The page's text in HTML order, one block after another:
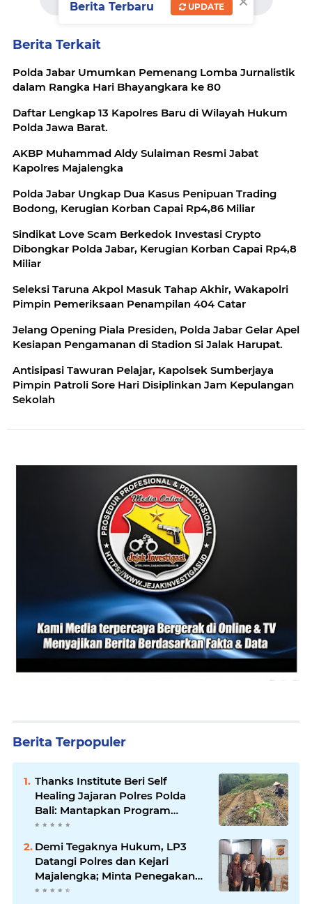
komentar
Berita Terkait
Polda Jabar Umumkan Pemenang Lomba Jurnalistik
dalam Rangka Hari Bhayangkara ke 80
Daftar Lengkap 13 Kapolres Baru di Wilayah Hukum
Polda Jawa Barat.
AKBP Muhammad Aldy Sulaiman Resmi Jabat
Kapolres Majalengka
Polda Jabar Ungkap Dua Kasus Penipuan Trading
Bodong, Kerugian Korban Capai Rp4,86 Miliar
‎Sindikat Love Scam Berkedok Investasi Crypto
Dibongkar Polda Jabar, Kerugian Korban Capai Rp4,8
Miliar
Seleksi Taruna Akpol Masuk Tahap Akhir, Wakapolri
Pimpin Pemeriksaan Penampilan 404 Catar
Jelang Opening Piala Presiden, Polda Jabar Gelar Apel
Kesiapan Pengamanan di Stadion Si Jalak Harupat.
Antisipasi Tawuran Pelajar, Kapolsek Sumberjaya
Pimpin Patroli Sore Hari Disiplinkan Jam Kepulangan
Sekolah
Berita Terpopuler
Thanks Institute Beri Self
Healing Jajaran Polres Polda
Bali: Mantapkan Program
Unggulan Kapolda
Demi Tegaknya Hukum, LP3
Datangi Polres dan Kejari
Majalengka; Minta Penegakan
Proporsional: Restoratif untuk
Berita Terbaru UPDATE